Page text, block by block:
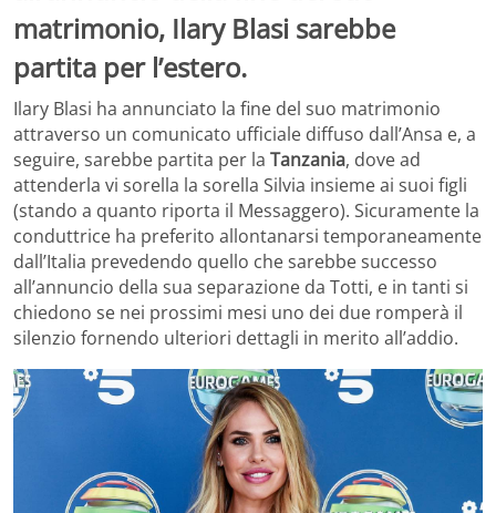
matrimonio, Ilary Blasi sarebbe
partita per l’estero.
Ilary Blasi ha annunciato la fine del suo matrimonio
attraverso un comunicato ufficiale diffuso dall’Ansa e, a
seguire, sarebbe partita per la Tanzania, dove ad
attenderla vi sorella la sorella Silvia insieme ai suoi figli
(stando a quanto riporta il Messaggero). Sicuramente la
conduttrice ha preferito allontanarsi temporaneamente
dall’Italia prevedendo quello che sarebbe successo
all’annuncio della sua separazione da Totti, e in tanti si
chiedono se nei prossimi mesi uno dei due romperà il
silenzio fornendo ulteriori dettagli in merito all’addio.